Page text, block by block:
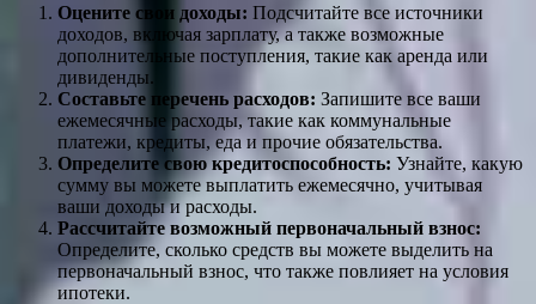
Оцените свои доходы: Подсчитайте все источники
доходов, включая зарплату, а также возможные
дополнительные поступления, такие как аренда или
дивиденды.
Составьте перечень расходов: Запишите все ваши
ежемесячные расходы, такие как коммунальные
платежи, кредиты, еда и прочие обязательства.
Определите свою кредитоспособность: Узнайте, какую
сумму вы можете выплатить ежемесячно, учитывая
ваши доходы и расходы.
Рассчитайте возможный первоначальный взнос:
Определите, сколько средств вы можете выделить на
первоначальный взнос, что также повлияет на условия
ипотеки.